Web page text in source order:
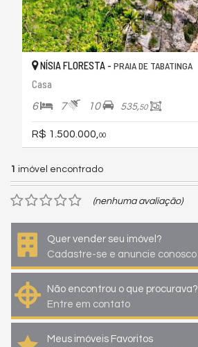
NÍSIA FLORESTA - PRAIA DE TABATINGA
Casa
6 7 10 535,50
R$ 1.500.000, 00
1 imóvel encontrado
(nenhuma avaliação)
Quer vender seu imóvel?
Cadastre-se e anuncie conosco
Não encontrou o que procurava?
Entre em contato
Meus imóveis Favoritos